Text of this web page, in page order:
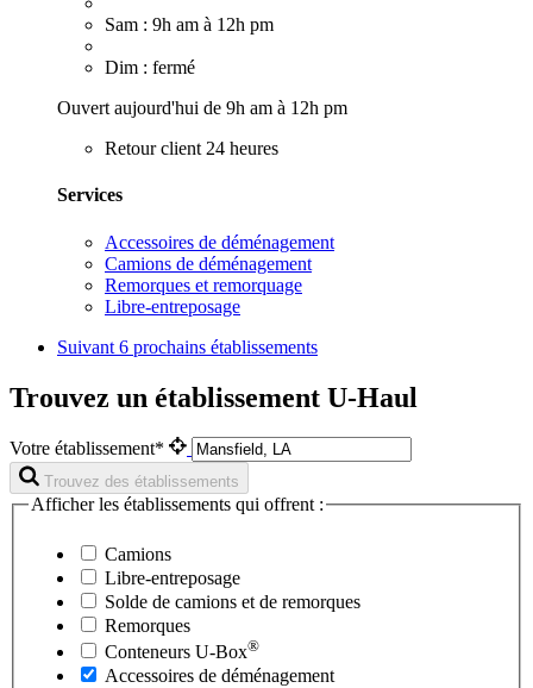
Sam : 9h am à 12h pm
Dim : fermé
Ouvert aujourd'hui de 9h am à 12h pm
Retour client 24 heures
Services
Accessoires de déménagement
Camions de déménagement
Remorques et remorquage
Libre-entreposage
Suivant 6 prochains établissements
Trouvez un établissement U-Haul
Votre établissement*
Trouvez des établissements
Afficher les établissements qui offrent :
Camions
Libre-entreposage
Solde de camions et de remorques
Remorques
Conteneurs U-Box®
Accessoires de déménagement